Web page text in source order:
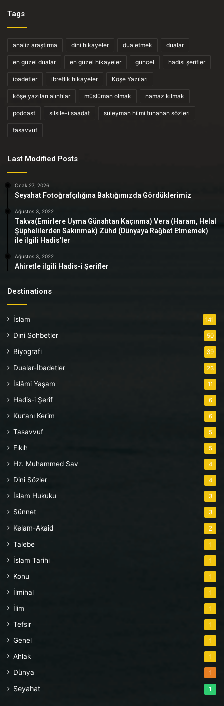
Tags
analiz araştırma dini hikayeler dua etmek dualar
en güzel dualar en güzel hikayeler güncel hadisi şerifler
ibadetler ibretlik hikayeler Köşe Yazıları
köşe yazıları alıntılar müslüman olmak namaz kılmak
podcast silsile-i saadat süleyman hilmi tunahan sözleri
tasavvuf
Last Modified Posts
Ocak 27, 2026
Seyahat Fotoğrafçılığına Baktığımızda Gördüklerimiz
Ağustos 3, 2022
Takva(Emirlere Uyma Günahtan Kaçınma) Vera (Haram, Helal
Şüphelilerden Sakınmak) Zühd (Dünyaya Rağbet Etmemek)
ile ilgili Hadis’ler
Ağustos 3, 2022
Ahiretle ilgili Hadis-i Şerifler
Destinations
İslam 141
Dini Sohbetler 50
Biyografi 39
Dualar-İbadetler 23
İslâmi Yaşam 11
Hadis-i Şerif 6
Kur’anı Kerim 6
Tasavvuf 5
Fıkıh 5
Hz. Muhammed Sav 4
Dini Sözler 4
İslam Hukuku 3
Sünnet 3
Kelam-Akaid 2
Talebe 1
İslam Tarihi 1
Konu 1
İlmihal 1
İlim 1
Tefsir 1
Genel 1
Ahlak 1
Dünya 1
Seyahat 1